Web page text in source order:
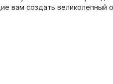
вам создать великолепный